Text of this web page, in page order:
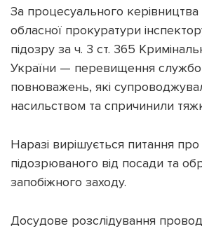
За процесуального керівництва
обласної прокуратури
підозру за ч. 3 ст. 365
України — перевищення
повноважень, які
насильством та спричинили
Наразі вирішується питання
підозрюваного від посади та
запобіжного заходу.
Досудове розслідування